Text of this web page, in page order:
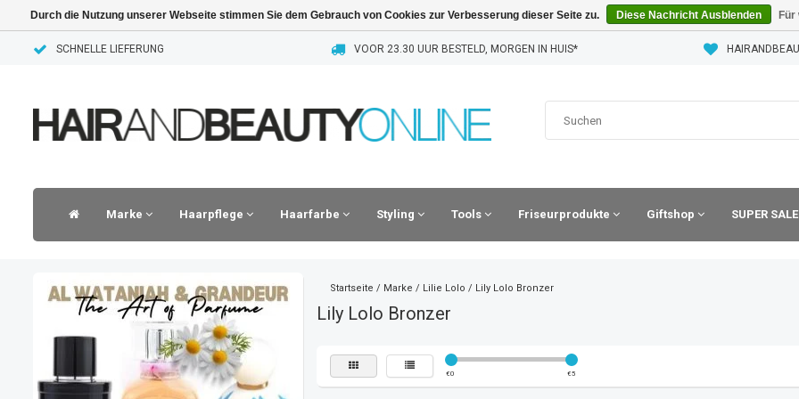
SCHNELLE LIEFERUNG VOOR 23.30 UUR BESTELD, MORGEN IN HUIS*
Marke Haarpflege Haarfarbe Styling Tools Friseurprodukte Giftshop SUPER
Startseite / Marke / Lilie Lolo / Lily Lolo Bronzer
Lily Lolo Bronzer
€0 €5
Durch die Nutzung unserer Webseite stimmen Sie dem Gebrauch von Cookies zur Verbesserung dieser Seite zu. Diese Nachricht Ausblenden